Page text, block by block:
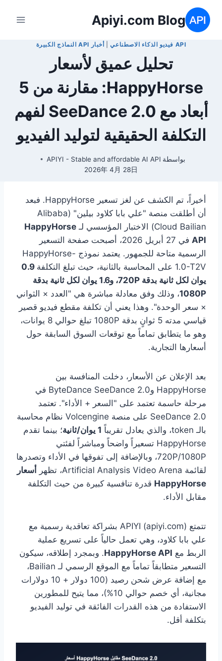
التجاوز
المحتوى
Apiyi.com Blog
API فيديو الذكاء الاصطناعي | أخبار API النماذج الكبيرة
تحليل عميق لأسعار
HappyHorse: مقارنة من 5
أبعاد مع SeeDance 2.0 لفهم
التكلفة الحقيقية لتوليد الفيديو
بواسطة APIYI - Stable and affordable AI API
2026年 4月 28日
أخيراً، تم الكشف عن لغز تسعير HappyHorse. فبعد
أن أطلقت منصة "علي بابا كلاود بيلين" (Alibaba
Cloud Bailian) الاختبار المؤسسي لـ
HappyHorse
API
في 27 أبريل 2026، أصبحت صفحة التسعير
الرسمية متاحة للجمهور. يعتمد نموذج HappyHorse-
1.0-T2V على المحاسبة بالثانية، حيث تبلغ التكلفة
0.9
يوان لكل ثانية بدقة 720P، و1.6 يوان لكل ثانية بدقة
1080P، وذلك وفق معادلة مباشرة هي "العدد × الثواني
× سعر الوحدة". وهذا يعني أن تكلفة مقطع فيديو قصير
قياسي مدته 5 ثوانٍ بدقة 1080P تبلغ حوالي 8 يوانات،
وهو ما يتطابق تماماً مع توقعات السوق السابقة حول
أسعارها التجارية.
بعد الإعلان عن الأسعار، دخلت المنافسة بين
HappyHorse وByteDance SeeDance 2.0 في
مرحلة حاسمة تعتمد على "السعر + الأداء". تعتمد
SeeDance 2.0 على منصة Volcengine نظام محاسبة
بالـ token، والذي يعادل تقريباً
1 يوان/ثانية
؛ بينما تقدم
HappyHorse تسعيراً واضحاً ومباشراً لفئتي
720P/1080P، وبالإضافة إلى تفوقها في الأداء وتصدرها
لقائمة Artificial Analysis Video Arena، تظهر
أسعار
HappyHorse قدرة تنافسية كبيرة من حيث التكلفة
مقابل الأداء.
تتمتع APIYI (apiyi.com) بشراكة تعاقدية رسمية مع
علي بابا كلاود، وهي تعمل حالياً على تسريع عملية
الربط مع HappyHorse API. وبمجرد إطلاقه، سيكون
التسعير متطابقاً تماماً مع الموقع الرسمي لـ Bailian،
مع إضافة عرض شحن رصيد (100 دولار + 10 دولارات
مجانية، أي خصم حوالي 10%)، مما يتيح للمطورين
الاستفادة من هذه القدرات الفائقة في توليد الفيديو
بتكلفة أقل.